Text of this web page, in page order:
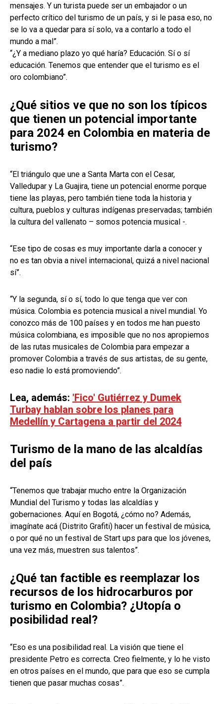
mensajes. Y un turista puede ser un embajador o un
perfecto crítico del turismo de un país, y si le pasa eso, no
se lo va a quedar para sí solo, va a contarlo a todo el
mundo a mal”.
“¿Y a mediano plazo yo qué haría? Educación. Sí o sí
educación. Tenemos que entender que el turismo es el
oro colombiano”.
¿Qué sitios ve que no son los típicos
que tienen un potencial importante
para 2024 en Colombia en materia de
turismo?
“El triángulo que une a Santa Marta con el Cesar,
Valledupar y La Guajira, tiene un potencial enorme porque
tiene las playas, pero también tiene toda la historia y
cultura, pueblos y culturas indígenas preservadas; también
la cultura del vallenato – somos potencia musical -.
“Ese tipo de cosas es muy importante darla a conocer y
no es tan obvia a nivel internacional, quizá a nivel nacional
sí”.
“Y la segunda, sí o sí, todo lo que tenga que ver con
música. Colombia es potencia musical a nivel mundial. Yo
conozco más de 100 países y en todos me han puesto
música colombiana, es imposible que no nos apropiemos
de las rutas musicales de Colombia para empezar a
promover Colombia a través de sus artistas, de su gente,
eso nadie lo está promoviendo”.
Lea, además: 'Fico' Gutiérrez y Dumek
Turbay hablan sobre los planes para
Medellín y Cartagena a partir del 2024
Turismo de la mano de las alcaldías
del país
“Tenemos que trabajar mucho entre la Organización
Mundial del Turismo y todas las alcaldías y
gobernaciones. Aquí en Bogotá, ¿cómo no? Además,
imagínate acá (Distrito Grafiti) hacer un festival de música,
o por qué no un festival de Start ups para que los jóvenes,
una vez más, muestren sus talentos”.
¿Qué tan factible es reemplazar los
recursos de los hidrocarburos por
turismo en Colombia? ¿Utopía o
posibilidad real?
“Eso es una posibilidad real. La visión que tiene el
presidente Petro es correcta. Creo fielmente, y lo he visto
en otros países en el mundo, que para que eso se cumpla
tienen que pasar muchas cosas”.